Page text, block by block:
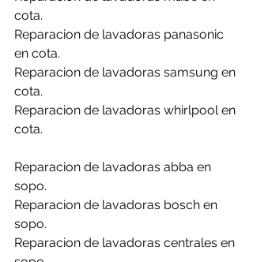
cota.
Reparacion de lavadoras panasonic
en cota.
Reparacion de lavadoras samsung en
cota.
Reparacion de lavadoras whirlpool en
cota.
Reparacion de lavadoras abba en
sopo.
Reparacion de lavadoras bosch en
sopo.
Reparacion de lavadoras centrales en